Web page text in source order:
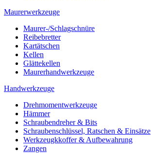
Maurerwerkzeuge
Maurer-/Schlagschnüre
Reibebretter
Kartätschen
Kellen
Glättekellen
Maurerhandwerkzeuge
Handwerkzeuge
Drehmomentwerkzeuge
Hämmer
Schraubendreher & Bits
Schraubenschlüssel, Ratschen & Einsätze
Werkzeugkkoffer & Aufbewahrung
Zangen